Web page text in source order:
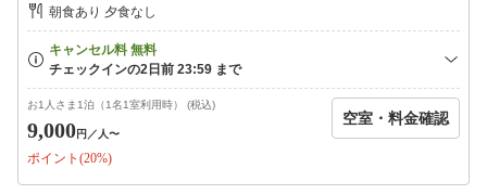
朝食あり 夕食なし
お1人さま1泊（1名1室利用時） (税込)
9,000円 ／人〜
ポイント(20%)
空室・料金確認